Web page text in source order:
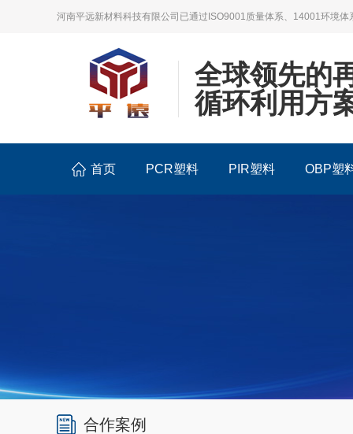
河南平远新材料科技有限公司已通过ISO9001质量体系、14001环境
全球领先的
循环利用方
首页 PCR塑料 PIR塑料 OBP塑
合作案例